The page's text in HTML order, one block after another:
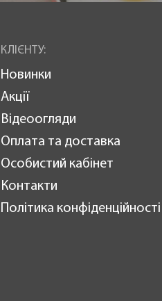
КЛІЄНТУ:
Новинки
Акції
Відеоогляди
Оплата та доставка
Особистий кабінет
Контакти
Політика конфіденційності